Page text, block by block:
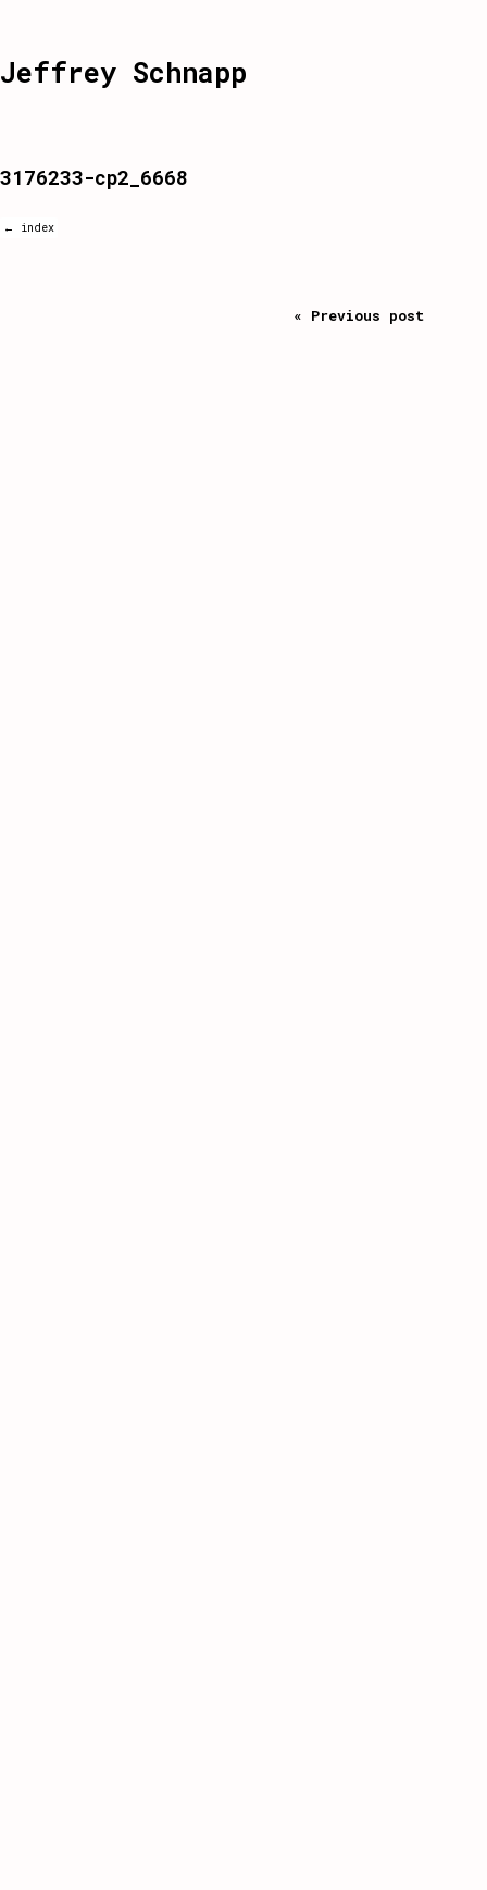
Jeffrey Schnapp
« Previous post
3176233-cp2_6668
← index